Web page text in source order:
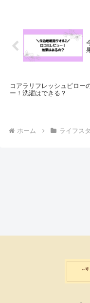
コアラリフレッシュピロー
ー！洗濯はできる？
ホーム ライフス